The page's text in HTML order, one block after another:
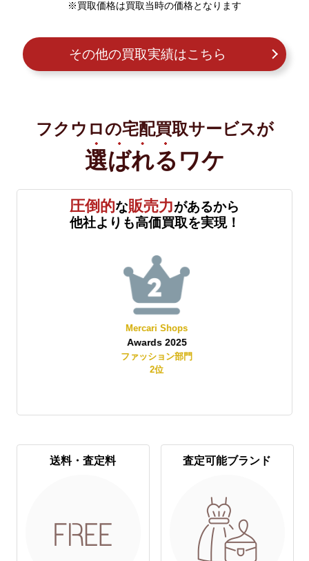
※買取価格は買取当時の価格となります
その他の買取実績はこちら
フクウロの宅配買取サービスが
選ばれる ワケ
圧倒的な販売力があるから
他社よりも高価買取を実現！
Mercari Shops
Awards 2025
ファッション部門
2位
送料・査定料 査定可能ブランド